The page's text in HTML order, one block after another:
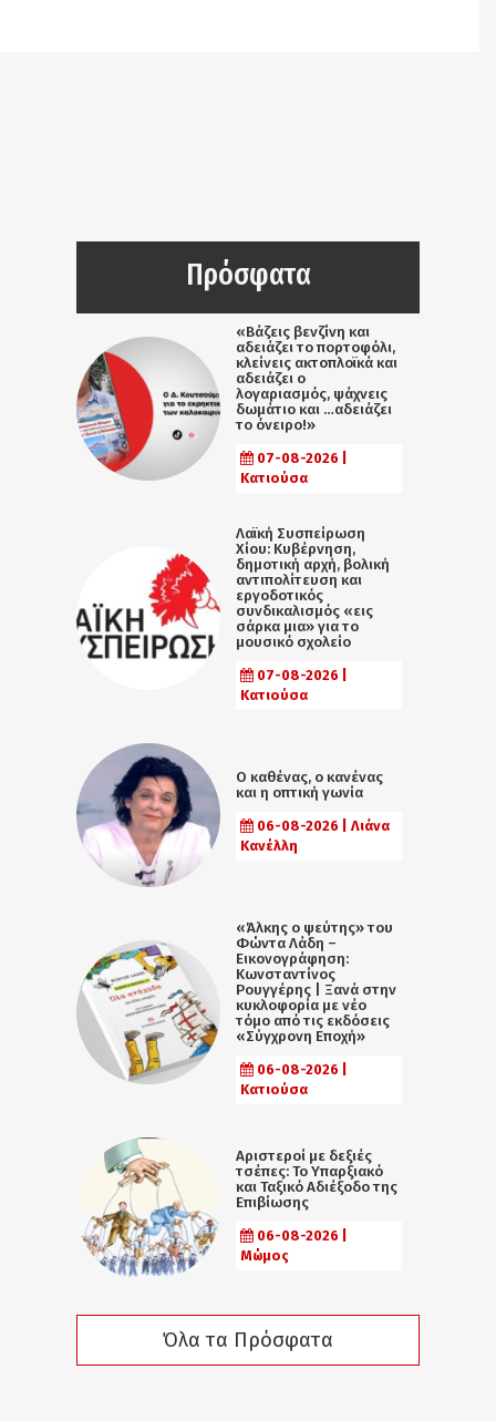
Πρόσφατα
«Βάζεις βενζίνη και
αδειάζει το πορτοφόλι,
κλείνεις ακτοπλοϊκά και
αδειάζει ο
λογαριασμός, ψάχνεις
δωμάτιο και …αδειάζει
το όνειρο!»
07-08-2026 |
Κατιούσα
Λαϊκή Συσπείρωση
Χίου: Κυβέρνηση,
δημοτική αρχή, βολική
αντιπολίτευση και
εργοδοτικός
συνδικαλισμός «εις
σάρκα μια» για το
μουσικό σχολείο
07-08-2026 |
Κατιούσα
Ο καθένας, ο κανένας
και η οπτική γωνία
06-08-2026 | Λιάνα
Κανέλλη
«Άλκης ο ψεύτης» του
Φώντα Λάδη –
Εικονογράφηση:
Κωνσταντίνος
Ρουγγέρης | Ξανά στην
κυκλοφορία με νέο
τόμο από τις εκδόσεις
«Σύγχρονη Εποχή»
06-08-2026 |
Κατιούσα
Αριστεροί με δεξιές
τσέπες: Το Υπαρξιακό
και Ταξικό Αδιέξοδο της
Επιβίωσης
06-08-2026 |
Μώμος
Όλα τα Πρόσφατα